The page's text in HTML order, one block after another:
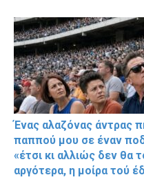
Ένας αλαζόνας άντρας
παππού μου σε έναν
«έτσι κι αλλιώς δεν θα
αργότερα, η μοίρα τού